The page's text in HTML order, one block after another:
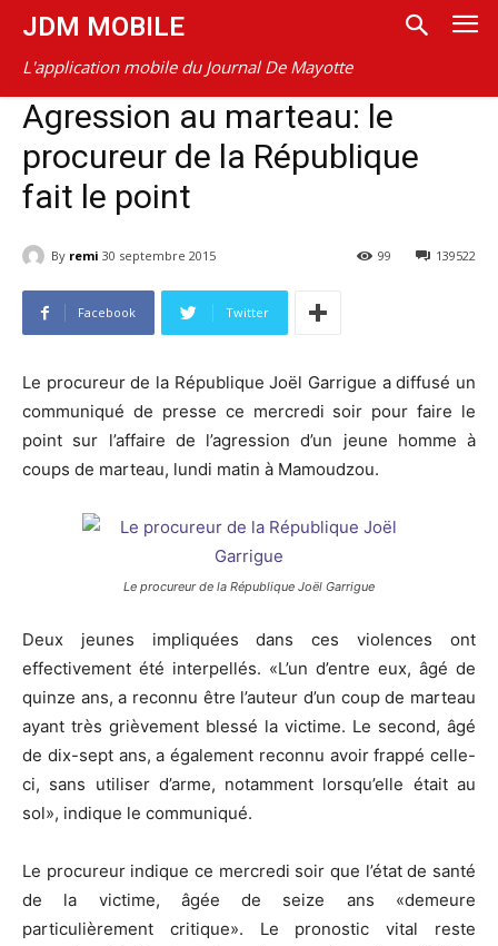
JDM MOBILE
L'application mobile du Journal De Mayotte
Agression au marteau: le
procureur de la République
fait le point
By remi 30 septembre 2015 139522
99
Facebook Twitter
Le procureur de la République Joël Garrigue a diffusé un
communiqué de presse ce mercredi soir pour faire le
point sur l’affaire de l’agression d’un jeune homme à
coups de marteau, lundi matin à Mamoudzou.
Le procureur de la République Joël Garrigue
Deux jeunes impliquées dans ces violences ont
effectivement été interpellés. «L’un d’entre eux, âgé de
quinze ans, a reconnu être l’auteur d’un coup de marteau
ayant très grièvement blessé la victime. Le second, âgé
de dix-sept ans, a également reconnu avoir frappé celle-
ci, sans utiliser d’arme, notamment lorsqu’elle était au
sol», indique le communiqué.
Le procureur indique ce mercredi soir que l’état de santé
de la victime, âgée de seize ans «demeure
particulièrement critique». Le pronostic vital reste